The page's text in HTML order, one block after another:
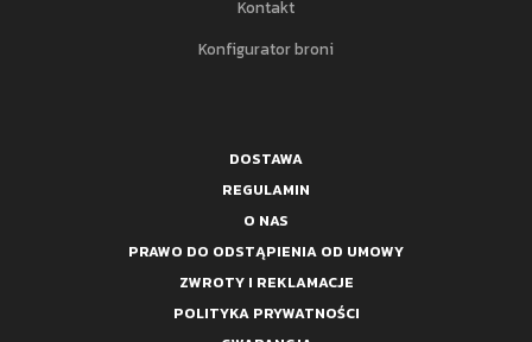
Kontakt
Konfigurator broni
DOSTAWA
REGULAMIN
O NAS
PRAWO DO ODSTĄPIENIA OD UMOWY
ZWROTY I REKLAMACJE
POLITYKA PRYWATNOŚCI